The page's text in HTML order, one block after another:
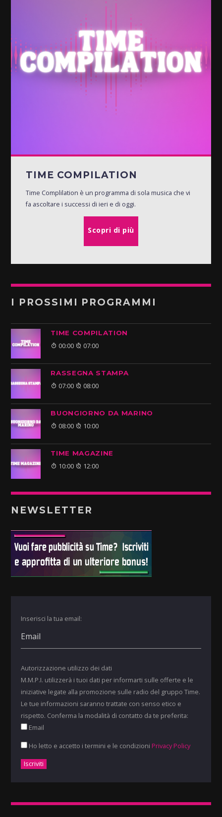
TIME COMPILATION
Time Complilation è un programma di sola musica che vi
fa ascoltare i successi di ieri e di oggi.
Scopri di più
I PROSSIMI PROGRAMMI
TIME COMPILATION
00:00 07:00
RASSEGNA STAMPA
07:00 08:00
BUONGIORNO DA MARINO
08:00 10:00
TIME MAGAZINE
10:00 12:00
NEWSLETTER
Inserisci la tua email:
Autorizzazione utilizzo dei dati
M.M.P.I. utilizzerà i tuoi dati per informarti sulle offerte e le
iniziative legate alla promozione sulle radio del gruppo Time.
Le tue informazioni saranno trattate con senso etico e
rispetto. Conferma la modalità di contatto da te preferita:
Email
Ho letto e accetto i termini e le condizioni Privacy Policy